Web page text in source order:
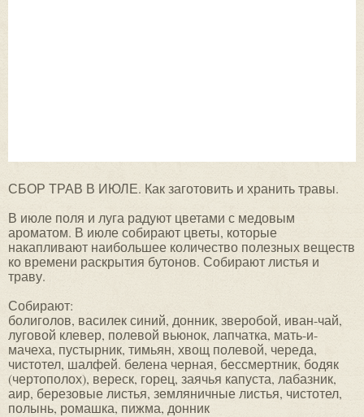
СБОР ТРАВ В ИЮЛЕ. Как заготовить и хранить травы.
В июле поля и луга радуют цветами с медовым
ароматом. В июле собирают цветы, которые
накапливают наибольшее количество полезных веществ
ко времени раскрытия бутонов. Собирают листья и
траву.
Собирают:
болиголов, василек синий, донник, зверобой, иван-чай,
луговой клевер, полевой вьюнок, лапчатка, мать-и-
мачеха, пустырник, тимьян, хвощ полевой, череда,
чистотел, шалфей. белена черная, бессмертник, бодяк
(чертополох), вереск, горец, заячья капуста, лабазник,
аир, березовые листья, земляничные листья, чистотел,
полынь, ромашка, пижма, донник